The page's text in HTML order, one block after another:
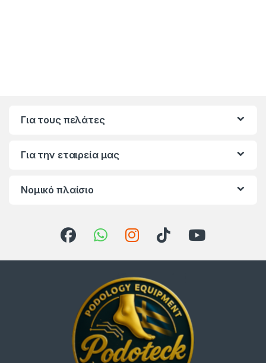
Για τους πελάτες
Για την εταιρεία μας
Νομικό πλαίσιο